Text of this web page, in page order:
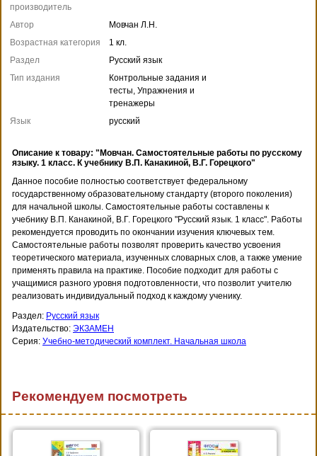
производитель
Автор
Мовчан Л.Н.
Возрастная категория
1 кл.
Раздел
Русский язык
Тип издания
Контрольные задания и
тесты, Упражнения и
тренажеры
Язык
русский
Описание к товару: "Мовчан. Самостоятельные работы по русскому
языку. 1 класс. К учебнику В.П. Канакиной, В.Г. Горецкого"
Данное пособие полностью соответствует федеральному
государственному образовательному стандарту (второго поколения)
для начальной школы. Самостоятельные работы составлены к
учебнику В.П. Канакиной, В.Г. Горецкого "Русский язык. 1 класс". Работы
рекомендуется проводить по окончании изучения ключевых тем.
Самостоятельные работы позволят проверить качество усвоения
теоретического материала, изученных словарных слов, а также умение
применять правила на практике. Пособие подходит для работы с
учащимися разного уровня подготовленности, что позволит учителю
реализовать индивидуальный подход к каждому ученику.
Раздел: Русский язык
Издательство: ЭКЗАМЕН
Серия: Учебно-методический комплект. Начальная школа
Рекомендуем посмотреть